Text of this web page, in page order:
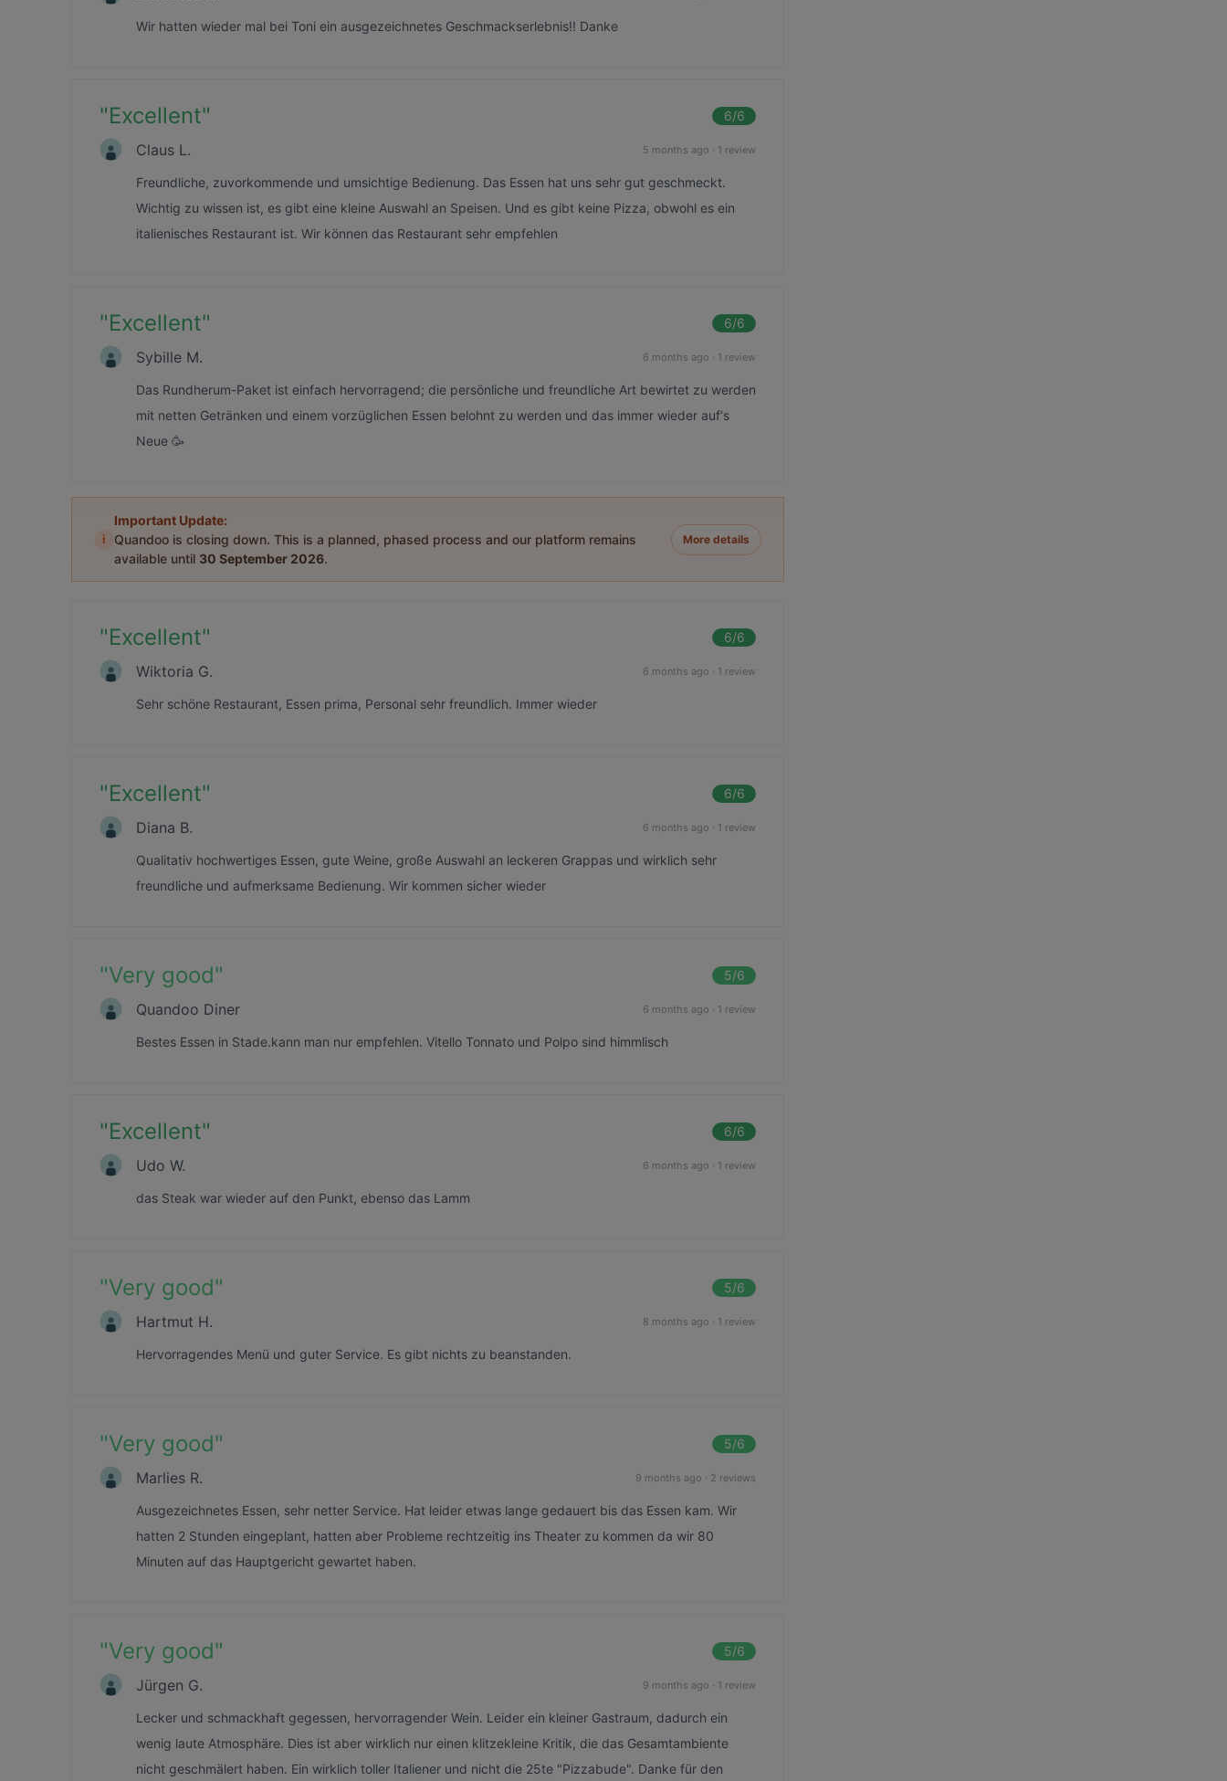
Wir hatten wieder mal bei Toni ein ausgezeichnetes Geschmackserlebnis!! Danke
"Excellent" 6/6
Claus L. 5 months ago · 1 review
Freundliche, zuvorkommende und umsichtige Bedienung. Das Essen hat uns sehr gut geschmeckt.
Wichtig zu wissen ist, es gibt eine kleine Auswahl an Speisen. Und es gibt keine Pizza, obwohl es ein
italienisches Restaurant ist. Wir können das Restaurant sehr empfehlen
"Excellent" 6/6
Sybille M. 6 months ago · 1 review
Das Rundherum-Paket ist einfach hervorragend; die persönliche und freundliche Art bewirtet zu werden
mit netten Getränken und einem vorzüglichen Essen belohnt zu werden und das immer wieder auf‘s
Neue 🥳
i
Important Update:
Quandoo is closing down. This is a planned, phased process and our platform remains
available until 30 September 2026.
More details
"Excellent" 6/6
Wiktoria G. 6 months ago · 1 review
Sehr schöne Restaurant, Essen prima, Personal sehr freundlich. Immer wieder
"Excellent" 6/6
Diana B. 6 months ago · 1 review
Qualitativ hochwertiges Essen, gute Weine, große Auswahl an leckeren Grappas und wirklich sehr
freundliche und aufmerksame Bedienung. Wir kommen sicher wieder
"Very good" 5/6
Quandoo Diner 6 months ago · 1 review
Bestes Essen in Stade.kann man nur empfehlen. Vitello Tonnato und Polpo sind himmlisch
"Excellent" 6/6
Udo W. 6 months ago · 1 review
das Steak war wieder auf den Punkt, ebenso das Lamm
"Very good" 5/6
Hartmut H. 8 months ago · 1 review
Hervorragendes Menü und guter Service. Es gibt nichts zu beanstanden.
"Very good" 5/6
Marlies R. 9 months ago · 2 reviews
Ausgezeichnetes Essen, sehr netter Service. Hat leider etwas lange gedauert bis das Essen kam. Wir
hatten 2 Stunden eingeplant, hatten aber Probleme rechtzeitig ins Theater zu kommen da wir 80
Minuten auf das Hauptgericht gewartet haben.
"Very good" 5/6
Jürgen G. 9 months ago · 1 review
Lecker und schmackhaft gegessen, hervorragender Wein. Leider ein kleiner Gastraum, dadurch ein
wenig laute Atmosphäre. Dies ist aber wirklich nur einen klitzekleine Kritik, die das Gesamtambiente
nicht geschmälert haben. Ein wirklich toller Italiener und nicht die 25te "Pizzabude". Danke für den